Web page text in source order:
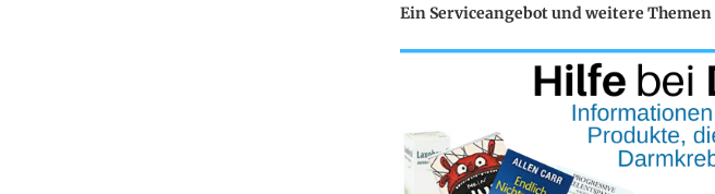
Ein Serviceangebot und weitere